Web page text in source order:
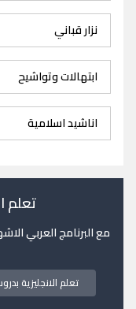
نزار قباني
ابتهالات وتواشيح
اناشيد اسلامية
تعلم
مع البرنامج العربي الاشهر
تعلم الانجليزية